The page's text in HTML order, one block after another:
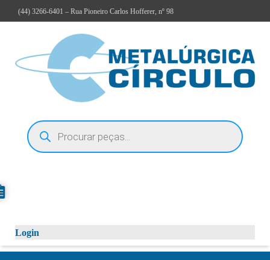
(44) 3266-6401 – Rua Pioneiro Carlos Hofferer, nº 98
Login